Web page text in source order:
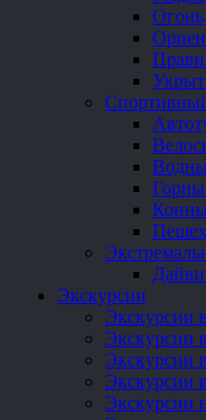
Экскурсии
Экскурсии
Экскурсии
Экскурсии
Экскурсии
Экскурсии